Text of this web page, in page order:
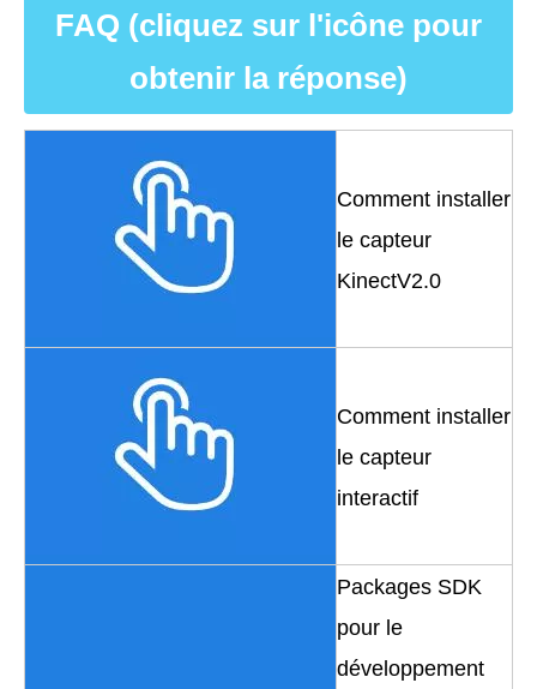
FAQ (cliquez sur l'icône pour
obtenir la réponse)
Comment installer
le capteur
KinectV2.0
Comment installer
le capteur
interactif
Packages SDK
pour le
développement